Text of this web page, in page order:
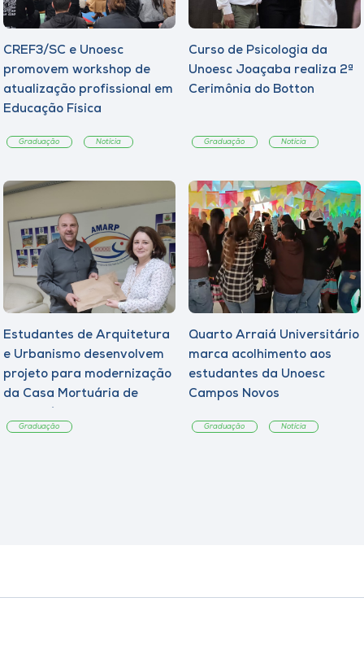
CREF3/SC e Unoesc
promovem workshop de
atualização profissional em
Educação Física
Graduação Notícia
Curso de Psicologia da
Unoesc Joaçaba realiza 2ª
Cerimônia do Botton
Graduação Notícia
Estudantes de Arquitetura
e Urbanismo desenvolvem
projeto para modernização
da Casa Mortuária de
Graduação
Quarto Arraiá Universitário
marca acolhimento aos
estudantes da Unoesc
Campos Novos
Graduação Notícia